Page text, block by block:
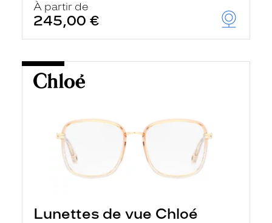
À partir de
245,00 €
Lunettes de vue Chloé